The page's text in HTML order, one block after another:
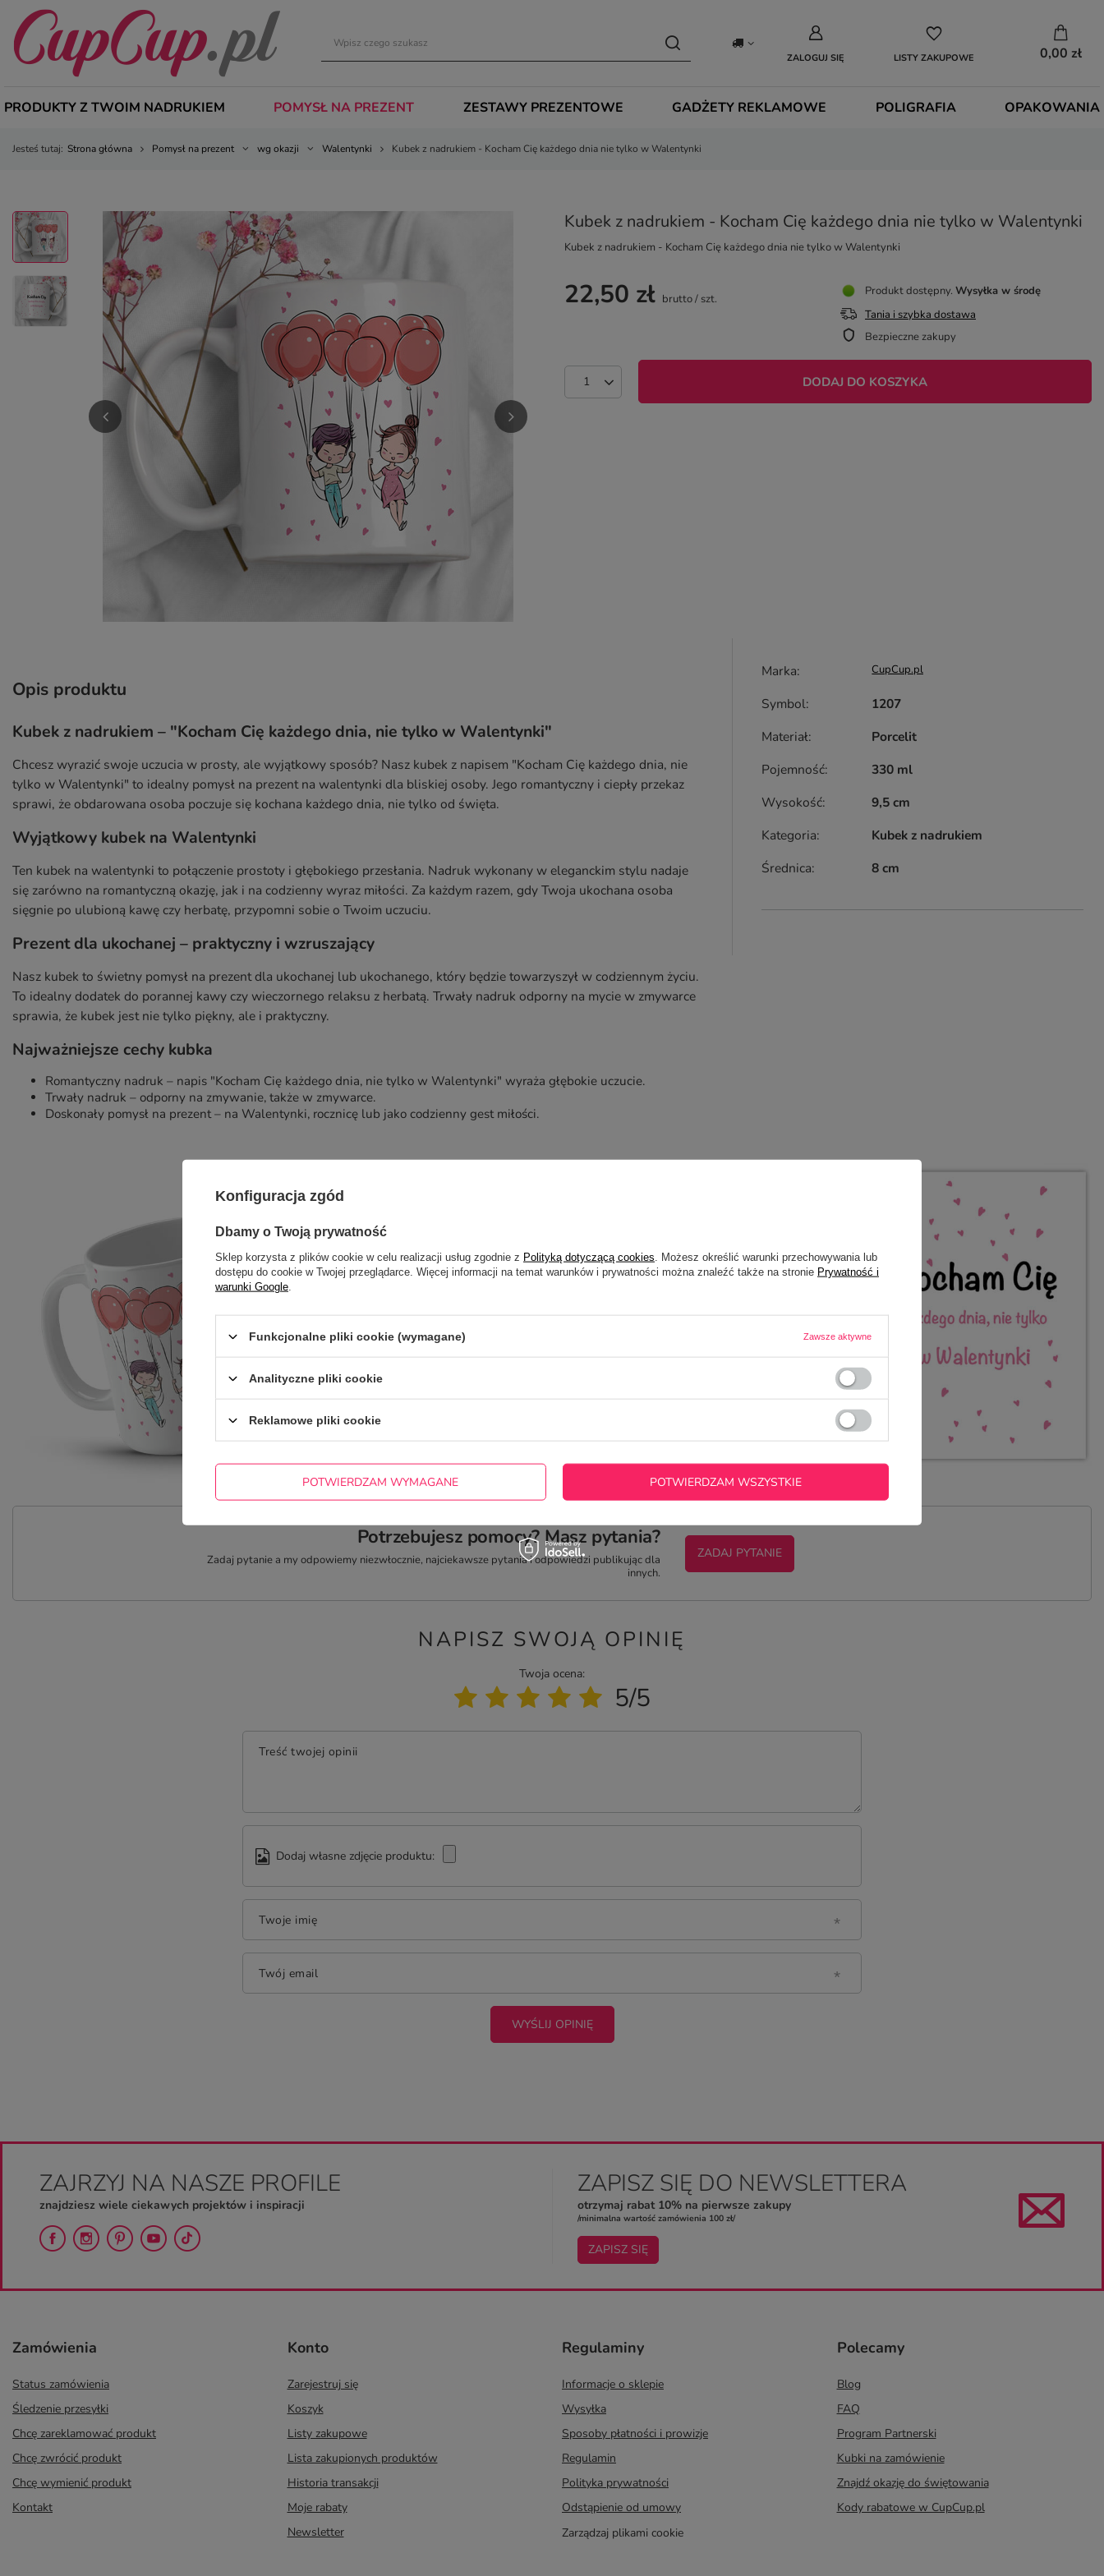
ZALOGUJ SIĘ LISTY ZAKUPOWE 0,00 zł
PRODUKTY Z TWOIM NADRUKIEM POMYSŁ NA PREZENT ZESTAWY PREZENTOWE GADŻETY REKLAMOWE POLIGRAFIA OPAKOWANIA
Jesteś tutaj: Strona główna Pomysł na prezent wg okazji Walentynki Kubek z nadrukiem - Kocham Cię każdego dnia nie tylko w Walentynki
Kubek z nadrukiem - Kocham Cię każdego dnia nie tylko w Walentynki
Kubek z nadrukiem - Kocham Cię każdego dnia nie tylko w Walentynki
22,50 zł brutto/ szt.
DODAJ DO KOSZYKA
Produkt dostępny Wysyłka w środę
Tania i szybka dostawa
Bezpieczne zakupy
Opis produktu
Kubek z nadrukiem – "Kocham Cię każdego dnia, nie tylko w Walentynki"
Chcesz wyrazić swoje uczucia w prosty, ale wyjątkowy sposób? Nasz kubek z napisem "Kocham Cię każdego dnia, nie
tylko w Walentynki" to idealny pomysł na prezent na walentynki dla bliskiej osoby. Jego romantyczny i ciepły przekaz
sprawi, że obdarowana osoba poczuje się kochana każdego dnia, nie tylko od święta.
Wyjątkowy kubek na Walentynki
Ten kubek na walentynki to połączenie prostoty i głębokiego przesłania. Nadruk wykonany w eleganckim stylu nadaje
się zarówno na romantyczną okazję, jak i na codzienny wyraz miłości. Za każdym razem, gdy Twoja ukochana osoba
sięgnie po ulubioną kawę czy herbatę, przypomni sobie o Twoim uczuciu.
Prezent dla ukochanej – praktyczny i wzruszający
Nasz kubek to świetny pomysł na prezent dla ukochanej lub ukochanego, który będzie towarzyszył w codziennym życiu.
To idealny dodatek do porannej kawy czy wieczornego relaksu z herbatą. Trwały nadruk odporny na mycie w zmywarce
sprawia, że kubek jest nie tylko piękny, ale i praktyczny.
Najważniejsze cechy kubka
Romantyczny nadruk – napis "Kocham Cię każdego dnia, nie tylko w Walentynki" wyraża głębokie uczucie.
Trwały nadruk – odporny na zmywanie, także w zmywarce.
Doskonały pomysł na prezent – na Walentynki, rocznicę lub jako codzienny gest miłości.
Marka CupCup.pl
Symbol
1207
Materiał
Porcelit
Pojemność
330 ml
Wysokość
9,5 cm
Kategoria
Kubek z nadrukiem
Średnica
8 cm
Potrzebujesz pomocy? Masz pytania?
Zadaj pytanie a my odpowiemy niezwłocznie, najciekawsze pytania i odpowiedzi publikując dla
innych.
ZADAJ PYTANIE
NAPISZ SWOJĄ OPINIĘ
Twoja ocena:
5/5
Treść twojej opinii
Dodaj własne zdjęcie produktu:
Twoje imię
Twój email
WYŚLIJ OPINIĘ
ZAJRZYJ NA NASZE PROFILE
znajdziesz wiele ciekawych projektów i inspiracji
ZAPISZ SIĘ DO NEWSLETTERA
otrzymaj rabat 10% na pierwsze zakupy
/minimalna wartość zamówienia 100 zł/
ZAPISZ SIĘ
Zamówienia
Status zamówienia
Śledzenie przesyłki
Chcę zareklamować produkt
Chcę zwrócić produkt
Chcę wymienić produkt
Kontakt
Konto
Zarejestruj się
Koszyk
Listy zakupowe
Lista zakupionych produktów
Historia transakcji
Moje rabaty
Newsletter
Regulaminy
Informacje o sklepie
Wysyłka
Sposoby płatności i prowizje
Regulamin
Polityka prywatności
Odstąpienie od umowy
Zarządzaj plikami cookie
Polecamy
Blog
FAQ
Program Partnerski
Kubki na zamówienie
Znajdź okazję do świętowania
Kody rabatowe w CupCup.pl
Konfiguracja zgód
Dbamy o Twoją prywatność
Sklep korzysta z plików cookie w celu realizacji usług zgodnie z Polityką dotyczącą cookies . Możesz określić warunki przechowywania lub
dostępu do cookie w Twojej przeglądarce. Więcej informacji na temat warunków i prywatności można znaleźć także na stronie Prywatność i
warunki Google
Funkcjonalne pliki cookie (wymagane) Zawsze aktywne
Analityczne pliki cookie
Reklamowe pliki cookie
POTWIERDZAM WYMAGANE POTWIERDZAM WSZYSTKIE